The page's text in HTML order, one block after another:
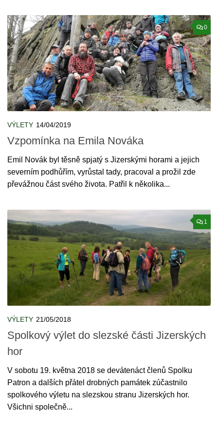
0
VÝLETY 14/04/2019
Vzpomínka na Emila Nováka
Emil Novák byl těsně spjatý s Jizerskými horami a jejich
severním podhůřím, vyrůstal tady, pracoval a prožil zde
převážnou část svého života. Patřil k několika...
1
VÝLETY 21/05/2018
Spolkový výlet do slezské části Jizerských
hor
V sobotu 19. května 2018 se devátenáct členů Spolku
Patron a dalších přátel drobných památek zúčastnilo
spolkového výletu na slezskou stranu Jizerských hor.
Všichni společně...